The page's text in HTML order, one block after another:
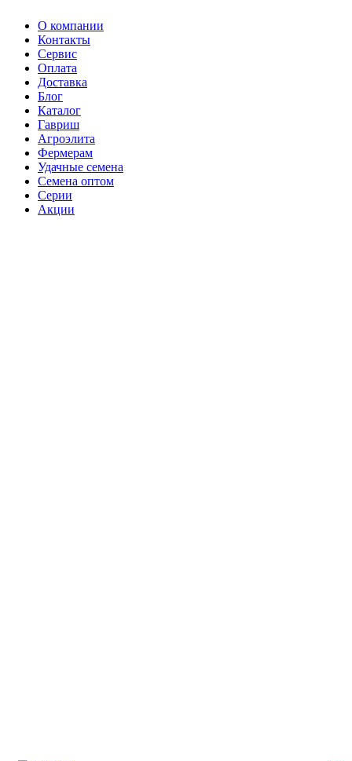
О компании
Контакты
Сервис
Оплата
Доставка
Блог
Каталог
Гавриш
Агроэлита
Фермерам
Удачные семена
Семена оптом
Серии
Акции